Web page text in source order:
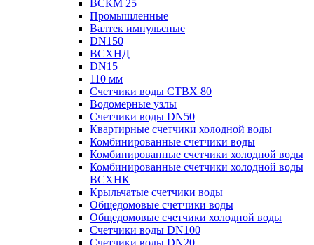
ВСКМ 25
Промышленные
Валтек импульсные
DN150
ВСХНД
DN15
110 мм
Счетчики воды СТВХ 80
Водомерные узлы
Счетчики воды DN50
Квартирные счетчики холодной воды
Комбинированные счетчики воды
Комбинированные счетчики холодной воды
Комбинированные счетчики холодной воды
ВСХНК
Крыльчатые счетчики воды
Общедомовые счетчики воды
Общедомовые счетчики холодной воды
Счетчики воды DN100
Счетчики воды DN20